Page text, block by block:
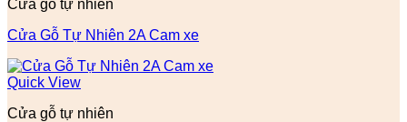
Cửa gỗ tự nhiên
Cửa Gỗ Tự Nhiên 2A Cam xe
Quick View
Cửa gỗ tự nhiên